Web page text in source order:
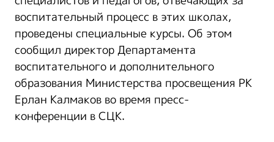
воспитательный процесс в этих школах,
проведены специальные курсы. Об этом
сообщил директор Департамента
воспитательного и дополнительного
образования Министерства просвещения РК
Ерлан Калмаков во время пресс-
конференции в СЦК.